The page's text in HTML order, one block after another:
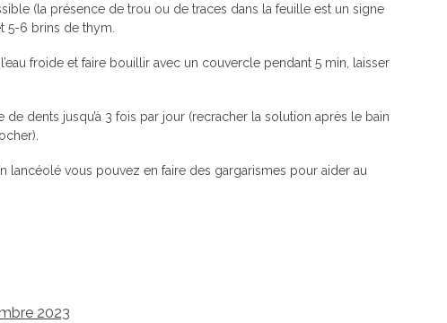
(la présence de trou ou de traces dans la feuille est un signe
5-6 brins de thym.
froide et faire bouillir avec un couvercle pendant 5 min, laisser
dents jusqu’à 3 fois par jour (recracher la solution après le bain
lancéolé vous pouvez en faire des gargarismes pour aider au
2023